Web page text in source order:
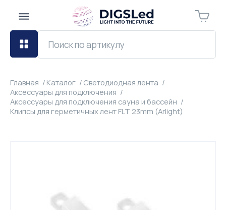
Главная Каталог
Светодиодная лента
Аксессуары для подключения
Аксессуары для подключения сауна и бассейн
Клипсы для герметичных лент FLT 23mm (Arlight)